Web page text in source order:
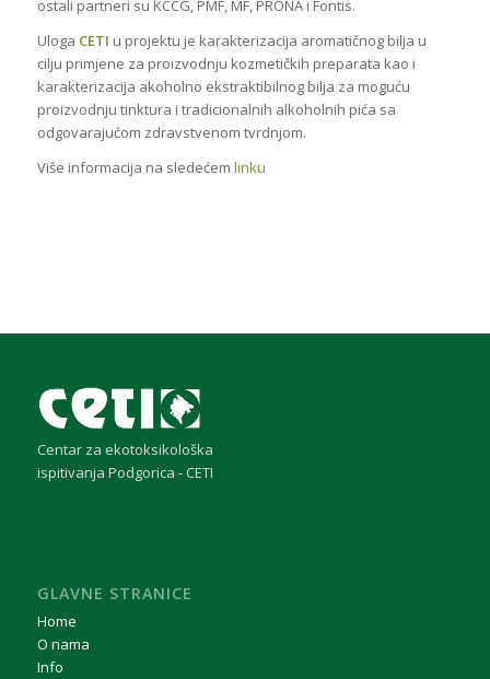
ostali partneri su KCCG, PMF, MF, PRONA i Fontis.
Uloga CETI u projektu je karakterizacija aromatičnog bilja u
cilju primjene za proizvodnju kozmetičkih preparata kao i
karakterizacija akoholno ekstraktibilnog bilja za moguću
proizvodnju tinktura i tradicionalnih alkoholnih pića sa
odgovarajućom zdravstvenom tvrdnjom.
Više informacija na sledećem linku
Centar za ekotoksikološka
ispitivanja Podgorica - CETI
GLAVNE STRANICE
Home
O nama
Info